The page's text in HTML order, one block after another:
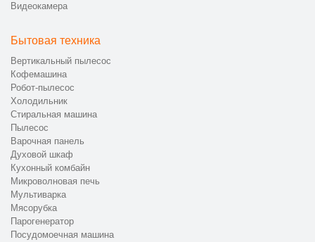
Видеокамера
Бытовая техника
Вертикальный пылесос
Кофемашина
Робот-пылесос
Холодильник
Стиральная машина
Пылесос
Варочная панель
Духовой шкаф
Кухонный комбайн
Микроволновая печь
Мультиварка
Мясорубка
Парогенератор
Посудомоечная машина